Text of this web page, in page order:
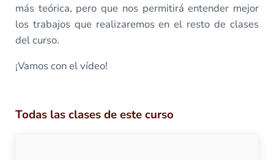
más teórica, pero que nos permitirá entender mejor
los trabajos que realizaremos en el resto de clases
del curso.
¡Vamos con el vídeo!
Todas las clases de este curso